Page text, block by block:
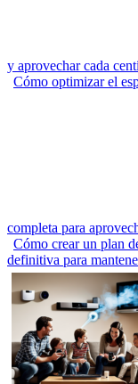
y aprovechar cada
Cómo optimizar el
completa para
Cómo crear un plan
definitiva para